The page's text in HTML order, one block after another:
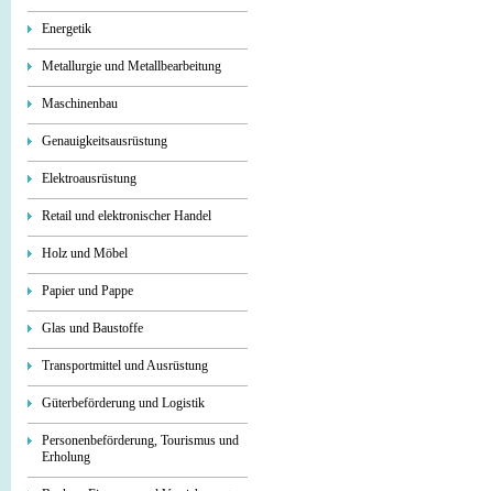
Energetik
Metallurgie und Metallbearbeitung
Maschinenbau
Genauigkeitsausrüstung
Elektroausrüstung
Retail und elektronischer Handel
Holz und Möbel
Papier und Pappe
Glas und Baustoffe
Transportmittel und Ausrüstung
Güterbeförderung und Logistik
Personenbeförderung, Tourismus und
Erholung